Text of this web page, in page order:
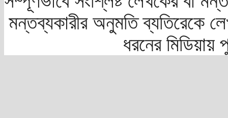
মন্তব্যকারীর অনুমতি ব্যতিরেকে
ধরনের মিডিয়ায়